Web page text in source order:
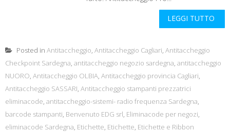
LEGGI TUTTO
Posted in Antitaccheggio, Antitaccheggio Cagliari, Antitaccheggio
Checkpoint Sardegna, antitaccheggio negozio sardegna, antitaccheggio
NUORO, Antitaccheggio OLBIA, Antitaccheggio provincia Cagliari,
Antitaccheggio SASSARI, Antitaccheggio stampanti prezzatrici
eliminacode, antitaccheggio-sistemi- radio frequenza Sardegna,
barcode stampanti, Benvenuto EDG srl, Eliminacode per negozi,
eliminacode Sardegna, Etichette, Etichette, Etichette e Ribbon